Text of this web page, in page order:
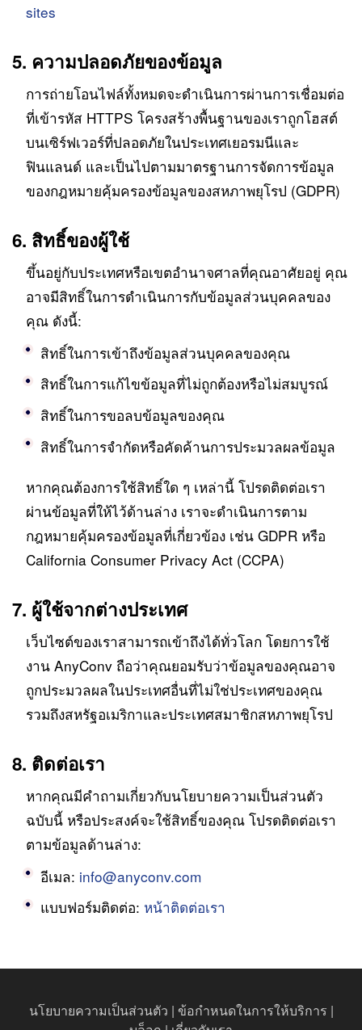
sites
5. ความปลอดภัยของข้อมูล
การถ่ายโอนไฟล์ทั้งหมดจะดำเนินการผ่านการเชื่อมต่อ
ที่เข้ารหัส HTTPS โครงสร้างพื้นฐานของเราถูกโฮสต์
บนเซิร์ฟเวอร์ที่ปลอดภัยในประเทศเยอรมนีและ
ฟินแลนด์ และเป็นไปตามมาตรฐานการจัดการข้อมูล
ของกฎหมายคุ้มครองข้อมูลของสหภาพยุโรป (GDPR)
6. สิทธิ์ของผู้ใช้
ขึ้นอยู่กับประเทศหรือเขตอำนาจศาลที่คุณอาศัยอยู่ คุณ
อาจมีสิทธิ์ในการดำเนินการกับข้อมูลส่วนบุคคลของ
คุณ ดังนี้:
สิทธิ์ในการเข้าถึงข้อมูลส่วนบุคคลของคุณ
สิทธิ์ในการแก้ไขข้อมูลที่ไม่ถูกต้องหรือไม่สมบูรณ์
สิทธิ์ในการขอลบข้อมูลของคุณ
สิทธิ์ในการจำกัดหรือคัดค้านการประมวลผลข้อมูล
หากคุณต้องการใช้สิทธิ์ใด ๆ เหล่านี้ โปรดติดต่อเรา
ผ่านข้อมูลที่ให้ไว้ด้านล่าง เราจะดำเนินการตาม
กฎหมายคุ้มครองข้อมูลที่เกี่ยวข้อง เช่น GDPR หรือ
California Consumer Privacy Act (CCPA)
7. ผู้ใช้จากต่างประเทศ
เว็บไซต์ของเราสามารถเข้าถึงได้ทั่วโลก โดยการใช้
งาน AnyConv ถือว่าคุณยอมรับว่าข้อมูลของคุณอาจ
ถูกประมวลผลในประเทศอื่นที่ไม่ใช่ประเทศของคุณ
รวมถึงสหรัฐอเมริกาและประเทศสมาชิกสหภาพยุโรป
8. ติดต่อเรา
หากคุณมีคำถามเกี่ยวกับนโยบายความเป็นส่วนตัว
ฉบับนี้ หรือประสงค์จะใช้สิทธิ์ของคุณ โปรดติดต่อเรา
ตามข้อมูลด้านล่าง:
อีเมล: info@anyconv.com
แบบฟอร์มติดต่อ: หน้าติดต่อเรา
นโยบายความเป็นส่วนตัว | ข้อกำหนดในการให้บริการ |